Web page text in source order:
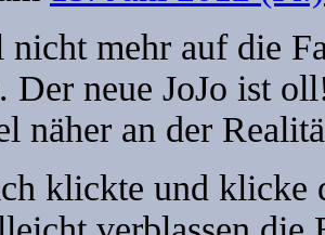
mehr auf die
Der neue JoJo ist
näher an der
klickte und klicke